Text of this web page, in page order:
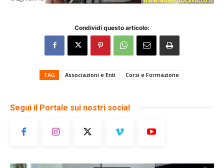
Condividi questo articolo:
TAG Associazioni e Enti Corsi e Formazione
Segui il Portale sui nostri social